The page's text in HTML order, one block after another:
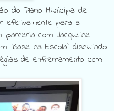
do Plano Municipal de
efetivamente para a
com Jacqueline
Base na Escola" discutindo
de enfrentamento com